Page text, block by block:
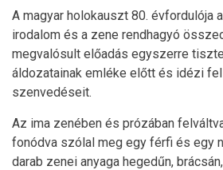
A magyar holokauszt 80. évfordulója
irodalom és a zene rendhagyó
megvalósult előadás egyszerre
áldozatainak emléke előtt és idézi
szenvedéseit.
Az ima zenében és prózában
fonódva szólal meg egy férfi és egy
darab zenei anyaga hegedűn,